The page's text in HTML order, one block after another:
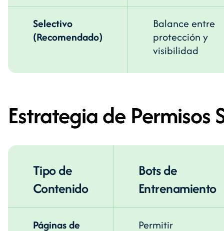
Selectivo
(Recomendado)
Balance entre
protección y
visibilidad
Estrategia de Permisos
Tipo de
Contenido
Bots de
Entrenamiento
Páginas de
Permitir